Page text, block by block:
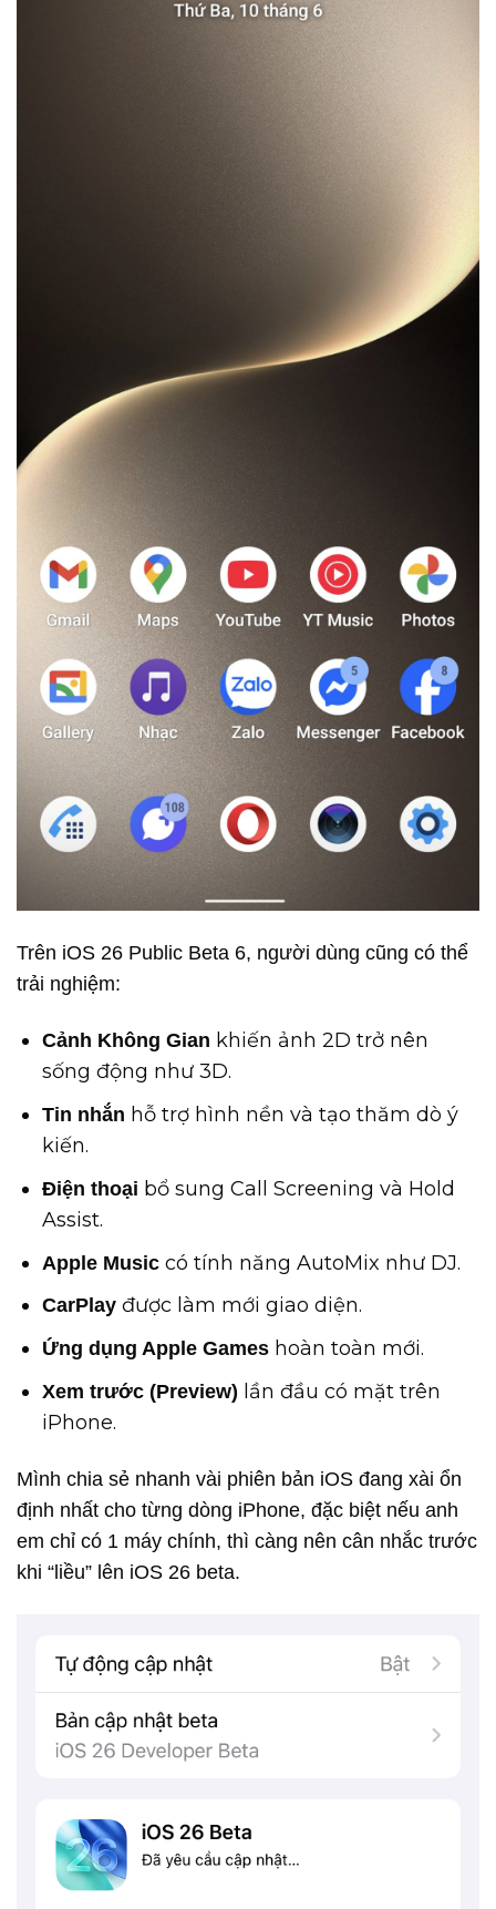
Trên iOS 26 Public Beta 6, người dùng cũng có thể
trải nghiệm:
Cảnh Không Gian khiến ảnh 2D trở nên
sống động như 3D.
Tin nhắn hỗ trợ hình nền và tạo thăm dò ý
kiến.
Điện thoại bổ sung Call Screening và Hold
Assist.
Apple Music có tính năng AutoMix như DJ.
CarPlay được làm mới giao diện.
Ứng dụng Apple Games hoàn toàn mới.
Xem trước (Preview) lần đầu có mặt trên
iPhone.
Mình chia sẻ nhanh vài phiên bản iOS đang xài ổn
định nhất cho từng dòng iPhone, đặc biệt nếu anh
em chỉ có 1 máy chính, thì càng nên cân nhắc trước
khi “liều” lên iOS 26 beta.